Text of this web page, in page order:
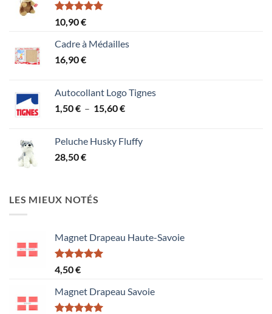
Note5.00
sur 5
10,90€
Cadre à Médailles
16,90€
Autocollant Logo Tignes
1,50€ – 15,60€Plage
1,50 €
Peluche Husky Fluffy
28,50€
LES MIEUX NOTÉS
Magnet Drapeau Haute-Savoie
Note5.00
sur 5
4,50€
Magnet Drapeau Savoie